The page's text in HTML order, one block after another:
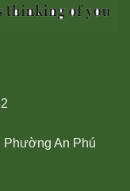
An Phú